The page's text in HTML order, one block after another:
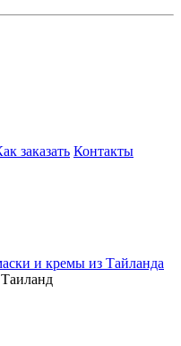
заказать Контакты
и кремы из Тайланда